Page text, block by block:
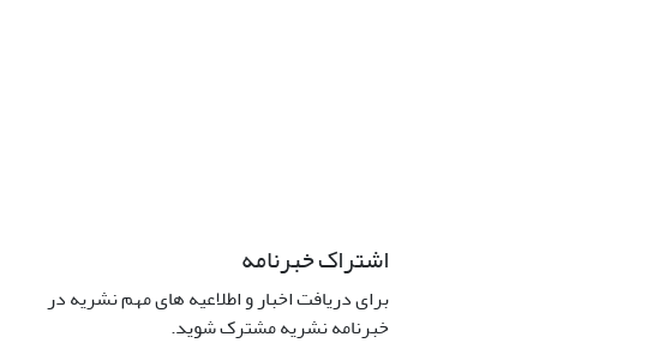
اشتراک خبرنامه
برای دریافت اخبار و اطلاعیه های مهم نشریه در
خبرنامه نشریه مشترک شوید.